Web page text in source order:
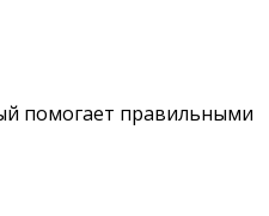
помогает правильными